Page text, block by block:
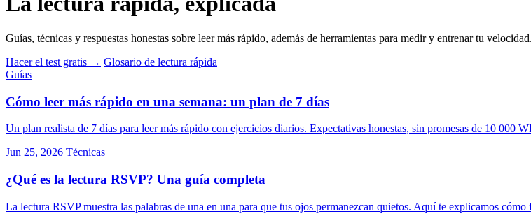
Guías, técnicas y respuestas honestas sobre leer más rápido, además de herramientas para medir y entrenar tu velocidad.
Hacer el test gratis → Glosario de lectura rápida
Guías
Cómo leer más rápido en una semana: un plan de 7 días
Un plan realista de 7 días para leer más rápido con ejercicios diarios. Expectativas honestas, sin promesas de 10 000
Jun 25, 2026 Técnicas
¿Qué es la lectura RSVP? Una guía completa
La lectura RSVP muestra las palabras de una en una para que tus ojos permanezcan quietos. Aquí te explicamos